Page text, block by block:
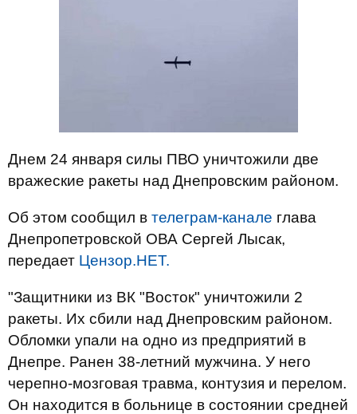
Днем 24 января силы ПВО уничтожили две
вражеские ракеты над Днепровским районом.
Об этом сообщил в телеграм-канале глава
Днепропетровской ОВА Сергей Лысак,
передает Цензор.НЕТ.
"Защитники из ВК "Восток" уничтожили 2
ракеты. Их сбили над Днепровским районом.
Обломки упали на одно из предприятий в
Днепре. Ранен 38-летний мужчина. У него
черепно-мозговая травма, контузия и перелом.
Он находится в больнице в состоянии средней